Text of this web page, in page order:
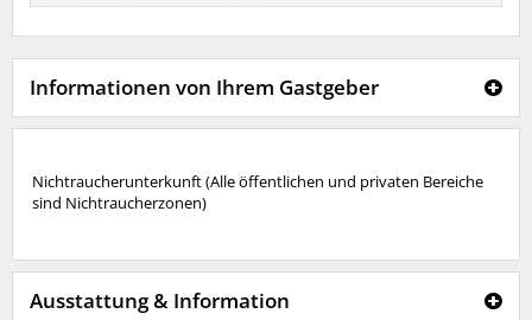
Informationen von Ihrem Gastgeber
Nichtraucherunterkunft (Alle öffentlichen und privaten Bereiche
sind Nichtraucherzonen)
Ausstattung & Information